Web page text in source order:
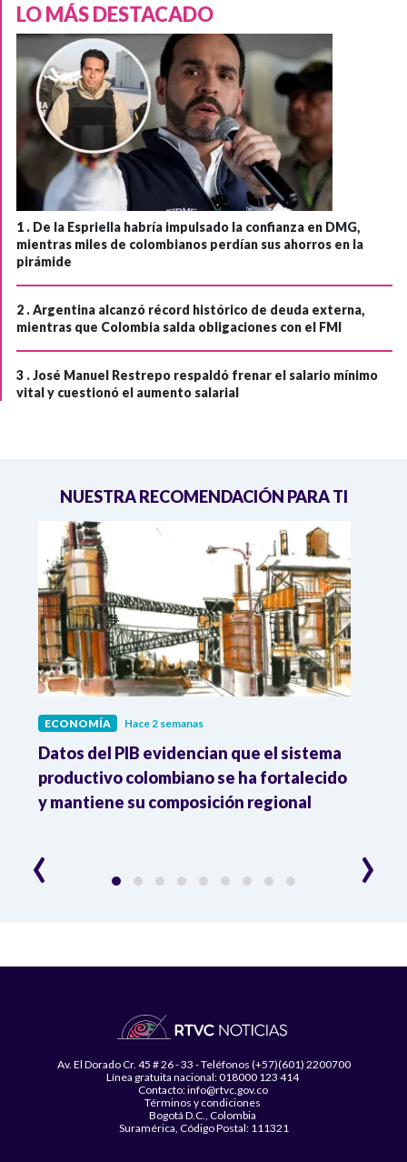
LO MÁS DESTACADO
1 . De la Espriella habría impulsado la confianza en DMG,
mientras miles de colombianos perdían sus ahorros en la
pirámide
2 .Argentina alcanzó récord histórico de deuda externa,
mientras que Colombia salda obligaciones con el FMI
3 .José Manuel Restrepo respaldó frenar el salario mínimo
vital y cuestionó el aumento salarial
NUESTRA RECOMENDACIÓN PARA TI
ECONOMÍA Hace 2 semanas
Datos del PIB evidencian que el sistema
productivo colombiano se ha fortalecido
y mantiene su composición regional
‹ ›
Av. El Dorado Cr. 45 # 26 - 33 - Teléfonos (+57)(601) 2200700
Línea gratuita nacional: 018000 123 414
Contacto: info@rtvc.gov.co
Términos y condiciones
Bogotá D.C., Colombia
Suramérica, Código Postal: 111321